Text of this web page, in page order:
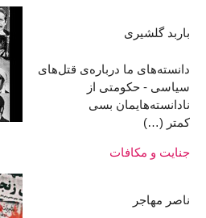
باربد گلشیری
دانسته‌های ما درباره‌ی قتل‌های
سیاسی - حکومتی از
نادانسته‌هایمان بسی
کمتر (…)
جنایت و مکافات
ناصر مهاجر